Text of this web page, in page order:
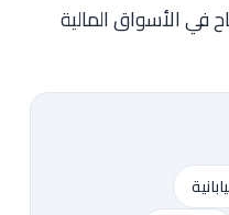
في الأسواق المالية